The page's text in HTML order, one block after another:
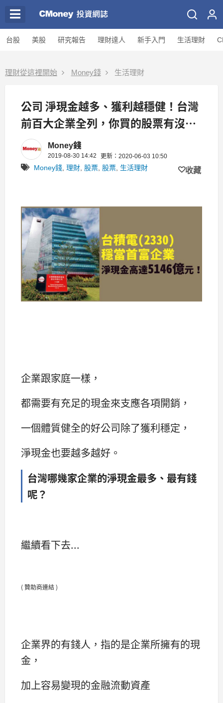
台股 美股 研究報告 理財達人 新手入門 生活理財
理財從這裡開始 Money錢 生活理財
公司 淨現金越多、獲利越穩健！台灣
前百大企業全列，你買的股票有沒有
在裡面？Money錢
2019-08-30 14:42 更新：2020-06-03 10:50
Money錢 理財 股票 股票 生活理財 收藏
企業跟家庭一樣，
都需要有充足的現金來支應各項開銷，
一個體質健全的好公司除了獲利穩定，
淨現金也要越多越好。
台灣哪幾家企業的淨現金最多、最有錢
呢？
繼續看下去...
( 贊助商連結 )
企業界的有錢人，指的是企業所擁有的現
金，
加上容易變現的金融流動資產